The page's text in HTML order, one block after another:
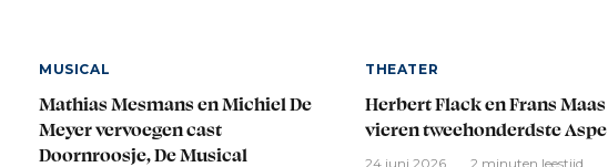
MUSICAL
Mathias Mesmans en Michiel De
Meyer vervoegen cast
Doornroosje, De Musical
THEATER
Herbert Flack en Frans Maas
vieren tweehonderdste Aspe
24 juni 2026 2 minuten leestijd